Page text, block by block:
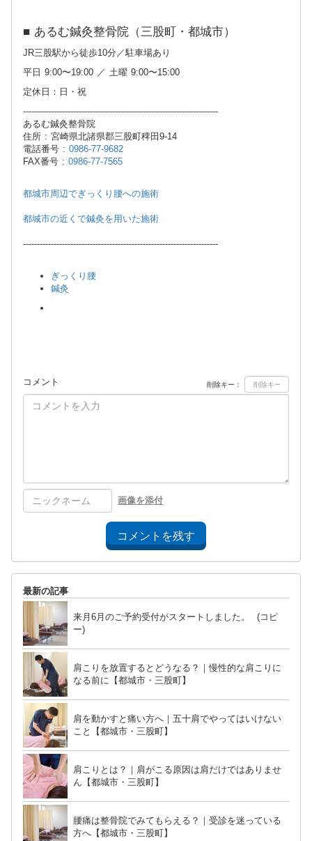
■ あるむ鍼灸整骨院（三股町・都城市）
JR三股駅から徒歩10分／駐車場あり
平日 9:00〜19:00 ／ 土曜 9:00〜15:00
定休日：日・祝
----------------------------------------------------------------------
あるむ鍼灸整骨院
住所 : 宮崎県北諸県郡三股町稗田9-14
電話番号 : 0986-77-9682
FAX番号 : 0986-77-7565
都城市周辺でぎっくり腰への施術
都城市の近くで鍼灸を用いた施術
----------------------------------------------------------------------
ぎっくり腰
鍼灸
コメント 削除キー：
画像を添付
コメントを残す
最新の記事
来月6月のご予約受付がスタートしました。 (コピ
ー)
肩こりを放置するとどうなる？｜慢性的な肩こりに
なる前に【都城市・三股町】
肩を動かすと痛い方へ｜五十肩でやってはいけない
こと【都城市・三股町】
肩こりとは？｜肩がこる原因は肩だけではありませ
ん【都城市・三股町】
腰痛は整骨院でみてもらえる？｜受診を迷っている
方へ【都城市・三股町】